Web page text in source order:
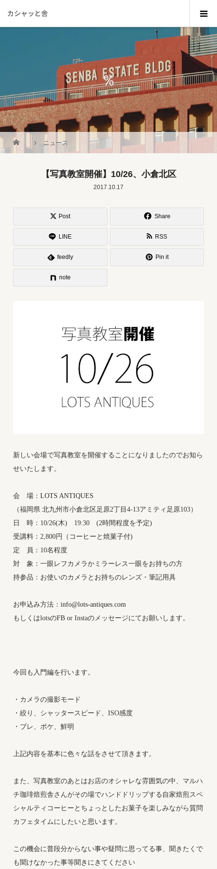
カシャッと舎
％
_
ニュース
【写真教室開催】10/26、小倉北区
2017.10.17
Post Share
LINE RSS
feedly Pin it
note
新しい会場で写真教室を開催することになりましたのでお知ら
せいたします。
会 場：LOTS ANTIQUES
（福岡県 北九州市小倉北区足原2丁目4-13アミティ足原103）
日 時：10/26(木) 19:30 (2時間程度を予定)
受講料：2,800円（コーヒーと焼菓子付)
定 員：10名程度
対 象：一眼レフカメラかミラーレス一眼をお持ちの方
持参品：お使いのカメラとお持ちのレンズ・筆記用具
お申込み方法：info@lots-antiques.com
もしくはlotsのFB or Instaのメッセージにてお願いします。
今回も入門編を行います。
・カメラの撮影モード
・絞り、シャッタースピード、ISO感度
・ブレ、ボケ、鮮明
上記内容を基本に色々な話をさせて頂きます。
また、写真教室のあとはお店のオシャレな雰囲気の中、マルハ
チ珈琲焙煎舎さんがその場でハンドドリップする自家焙煎スペ
シャルティコーヒーとちょっとしたお菓子を楽しみながら質問
カフェタイムにしたいと思います。
この機会に普段分からない事や疑問に思ってる事、聞きたくで
も聞けなかった事等聞きにきてください